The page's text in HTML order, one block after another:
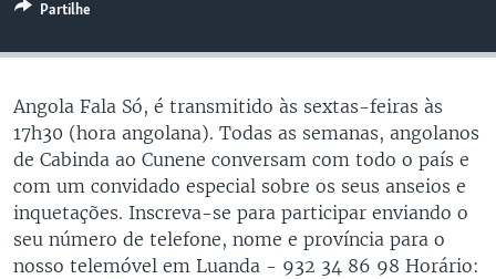
Partilhe
Angola Fala Só, é transmitido às sextas-feiras às
17h30 (hora angolana). Todas as semanas, angolanos
de Cabinda ao Cunene conversam com todo o país e
com um convidado especial sobre os seus anseios e
inquetações. Inscreva-se para participar enviando o
seu número de telefone, nome e província para o
nosso telemóvel em Luanda - 932 34 86 98 Horário: